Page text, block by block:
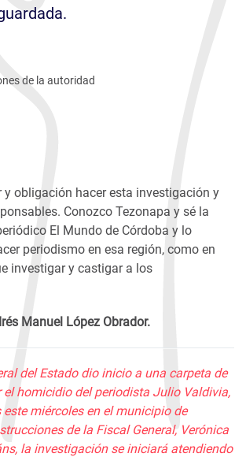
de la autoridad
y obligación hacer esta investigación y
Conozco Tezonapa y sé la
El Mundo de Córdoba y lo
periodismo en esa región, como en
investigar y castigar a los
Manuel López Obrador.
del Estado dio inicio a una carpeta de
homicidio del periodista Julio Valdivia,
miércoles en el municipio de
de la Fiscal General, Verónica
la investigación se iniciará atendiendo